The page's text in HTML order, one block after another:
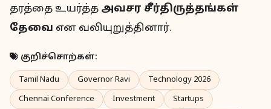
தரத்தை உயர்த்த அவசர சீர்திருத்தங்கள்
தேவை என வலியுறுத்தினார்.
குறிச்சொற்கள்:
Tamil Nadu Governor Ravi
Technology 2026
Chennai Conference
Investment
Startups